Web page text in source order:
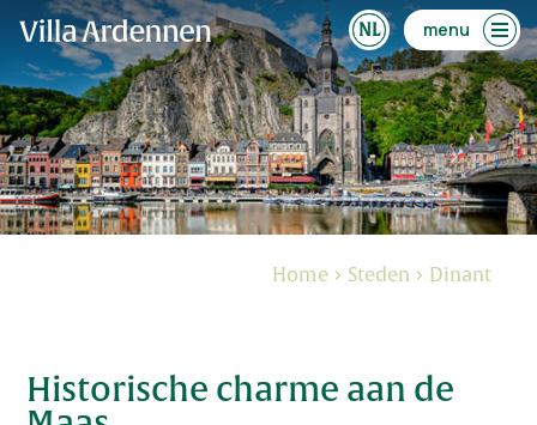
menu
Home Steden Dinant
Historische charme aan de